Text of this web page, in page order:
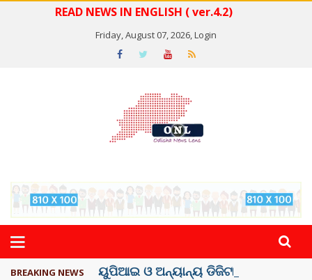
READ NEWS IN ENGLISH ( ver.4.2)
Friday, August 07, 2026,Login
BREAKING NEWS ୟୁପିଆଇ ଓ ଅନ୍ୟାନ୍ୟ ଡିଜିଟାଲ୍ ନେଣଦେଣ ...